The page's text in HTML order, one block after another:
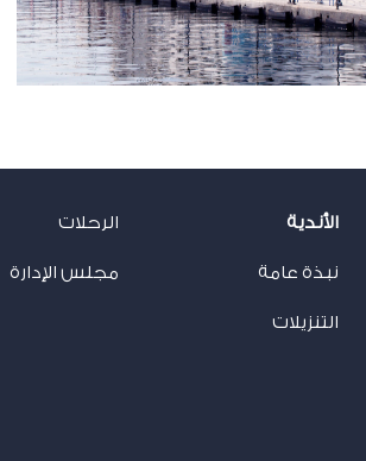
الأندية الرحلات
نبذة عامة مجلس الإدارة
التنزيلات